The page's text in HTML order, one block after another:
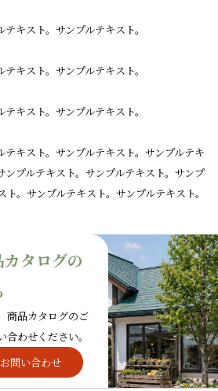
キスト。サンプルテキスト。
キスト。サンプルテキスト。
キスト。サンプルテキスト。
テキスト。サンプルテキスト。サンプルテキ
ンプルテキスト。サンプルテキスト。サンプ
。サンプルテキスト。サンプルテキスト。
タログの
商品カタログのご
わせください。
問い合わせ